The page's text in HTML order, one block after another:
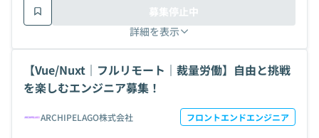
詳細を表示
募集停止中
【Vue/Nuxt｜フルリモート｜裁量労働】自由と挑戦
を楽しむエンジニア募集！
ARCHIPELAGO株式会社 フロントエンドエンジニア